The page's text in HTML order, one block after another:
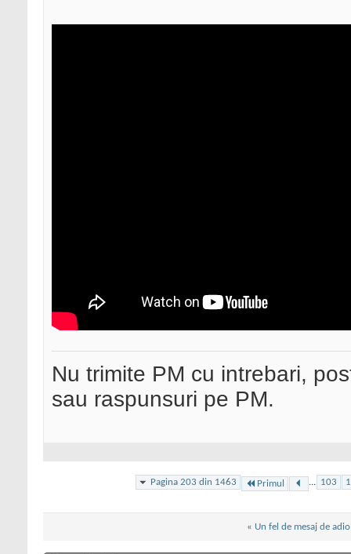
Nu trimite PM cu intrebari,
sau raspunsuri pe PM.
Pagina 203 din 1463 Primul ... 103
« Un fel de mesaj de adio